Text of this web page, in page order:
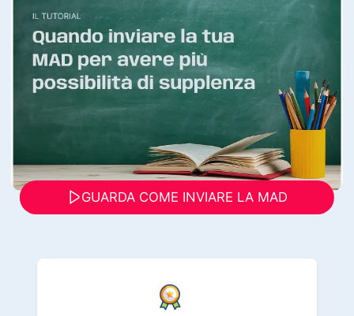
GUARDA COME INVIARE LA MAD